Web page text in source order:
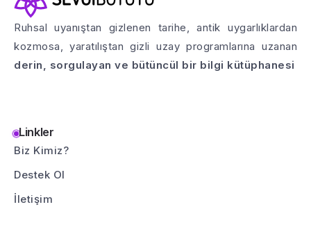
Ruhsal uyanıştan gizlenen tarihe, antik uygarlıklardan
kozmosa, yaratılıştan gizli uzay programlarına uzanan
derin, sorgulayan ve bütüncül bir bilgi kütüphanesi
Linkler
Biz Kimiz?
Destek Ol
İletişim